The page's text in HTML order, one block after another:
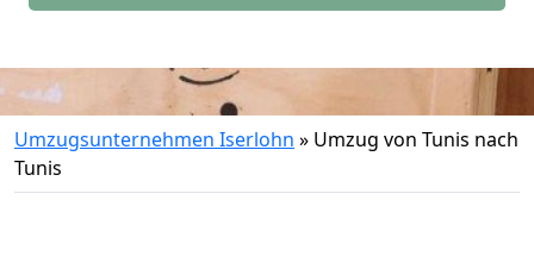
Umzugsunternehmen Iserlohn » Umzug von Tunis nach
Tunis